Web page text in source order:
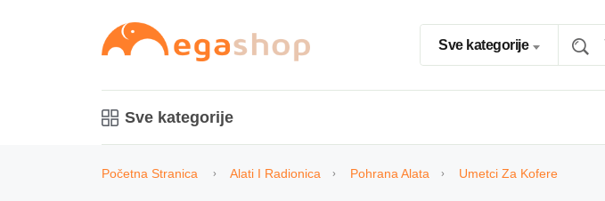
Sve kategorije
Sve kategorije
Početna Stranica Alati I Radionica Pohrana Alata Umetci Za Kofere